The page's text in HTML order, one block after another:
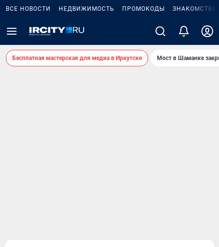
ВСЕ НОВОСТИ НЕДВИЖИМОСТЬ ПРОМОКОДЫ ЗНАКОМСТВА
Бесплатная мастерская для медиа в Иркутске Мост в Шаманке